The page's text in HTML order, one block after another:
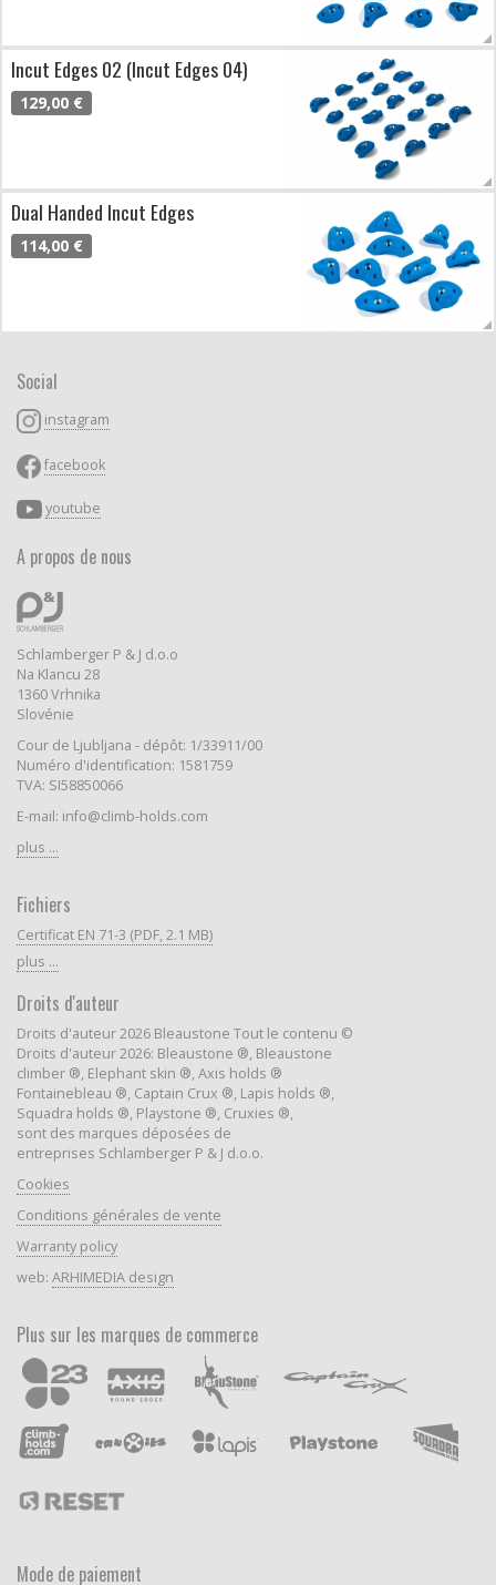
Incut Edges 02 (Incut Edges 04)
129,00 €
Dual Handed Incut Edges
114,00 €
Social
instagram
facebook
youtube
A propos de nous
Schlamberger P & J d.o.o
Na Klancu 28
1360 Vrhnika
Slovénie
Cour de Ljubljana - dépôt: 1/33911/00
Numéro d'identification: 1581759
TVA: SI58850066
E-mail: info@climb-holds.com
plus ...
Fichiers
Certificat EN 71-3 (PDF, 2.1 MB)
plus ...
Droits d'auteur
Droits d'auteur 2026 Bleaustone Tout le contenu ©
Droits d'auteur 2026: Bleaustone ®, Bleaustone
climber ®, Elephant skin ®, Axis holds ®
Fontainebleau ®, Captain Crux ®, Lapis holds ®,
Squadra holds ®, Playstone ®, Cruxies ®,
sont des marques déposées de
entreprises Schlamberger P & J d.o.o.
Cookies
Conditions générales de vente
Warranty policy
web: ARHIMEDIA design
Plus sur les marques de commerce
Mode de paiement